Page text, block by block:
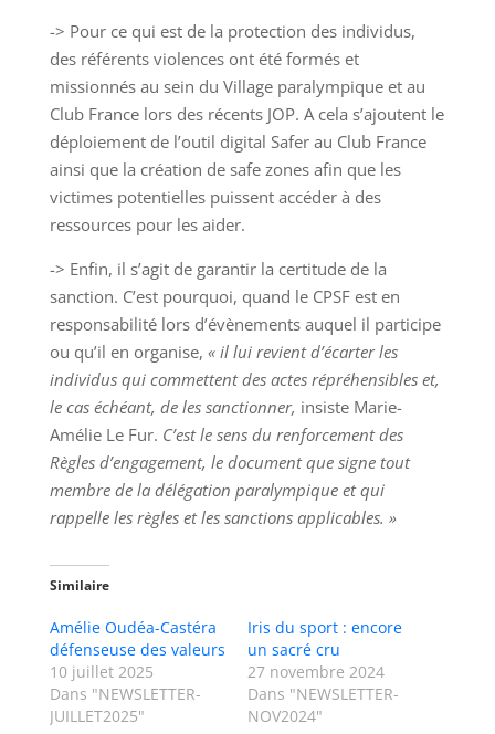
-> Pour ce qui est de la protection des individus,
des référents violences ont été formés et
missionnés au sein du Village paralympique et au
Club France lors des récents JOP. A cela s’ajoutent le
déploiement de l’outil digital Safer au Club France
ainsi que la création de safe zones afin que les
victimes potentielles puissent accéder à des
ressources pour les aider.
-> Enfin, il s’agit de garantir la certitude de la
sanction. C’est pourquoi, quand le CPSF est en
responsabilité lors d’évènements auquel il participe
ou qu’il en organise, « il lui revient d’écarter les
individus qui commettent des actes répréhensibles et,
le cas échéant, de les sanctionner, insiste Marie-
Amélie Le Fur. C’est le sens du renforcement des
Règles d’engagement, le document que signe tout
membre de la délégation paralympique et qui
rappelle les règles et les sanctions applicables. »
Similaire
Amélie Oudéa-Castéra
défenseuse des valeurs
10 juillet 2025
Dans "NEWSLETTER-
JUILLET2025"
Iris du sport : encore
un sacré cru
27 novembre 2024
Dans "NEWSLETTER-
NOV2024"